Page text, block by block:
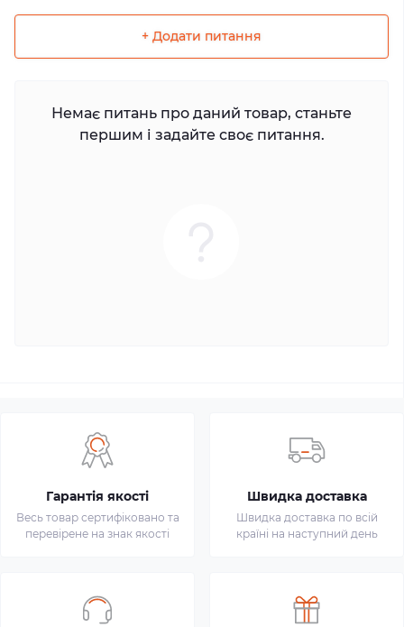
+ Додати питання
Немає питань про даний товар, станьте
першим і задайте своє питання.
Гарантія якості
Весь товар сертифіковано та
перевірене на знак якості
Швидка доставка
Швидка доставка по всій
країні на наступний день